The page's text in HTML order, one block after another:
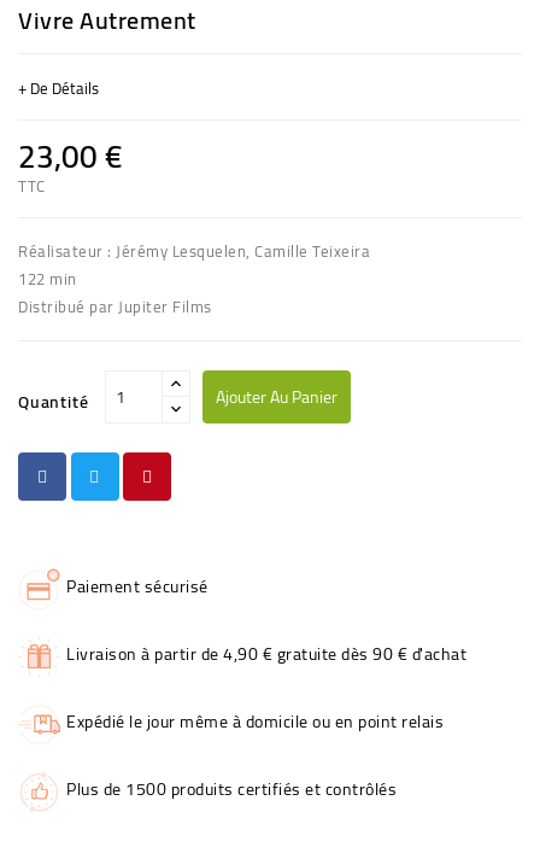
Vivre Autrement
+ De Détails
23,00 €
TTC
Réalisateur : Jérémy Lesquelen, Camille Teixeira
122 min
Distribué par Jupiter Films
Quantité Ajouter Au Panier
Paiement sécurisé
Livraison à partir de 4,90 € gratuite dès 90 € d'achat
Expédié le jour même à domicile ou en point relais
Plus de 1500 produits certifiés et contrôlés